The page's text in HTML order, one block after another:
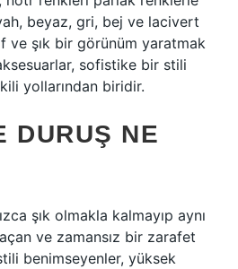
beyaz, gri, bej ve lacivert
ve şık bir görünüm yaratmak
sofistike bir stili
yollarından biridir.
DURUŞ NE
şık olmakla kalmayıp aynı
ve zamansız bir zarafet
benimseyenler, yüksek